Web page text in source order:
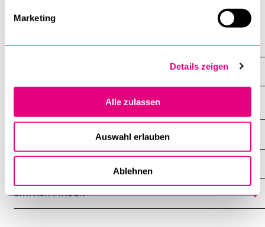
Marketing
Details zeigen
Alle zulassen
Auswahl erlauben
Ablehnen
KarriereJUS
DAS
%1$S
%1$S
UNTERMENÜ
EINFACH FINDEN
ZEIGE
DAS